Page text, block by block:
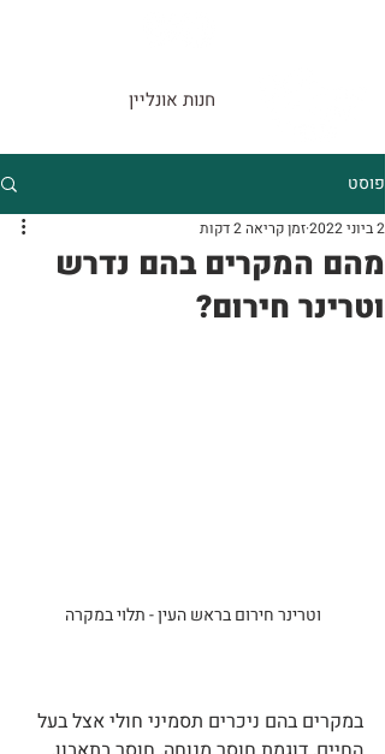
חנות אונליין
פוסט
מהם המקרים בהם נדרש
וטרינר חירום?
2 ביוני 2022 זמן קריאה 2 דקות
וטרינר חירום בראש העין - תלוי במקרה
במקרים בהם ניכרים תסמיני חולי אצל בעל